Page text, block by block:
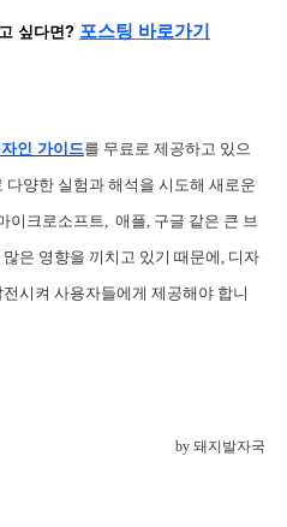
싶다면? 포스팅 바로가기
인 가이드를 무료로 제공하고 있으
양한 실험과 해석을 시도해 새로운
이크로소프트,  애플, 구글 같은 큰 브
은 영향을 끼치고 있기 때문에, 디자
시켜 사용자들에게 제공해야 합니
by 돼지발자국